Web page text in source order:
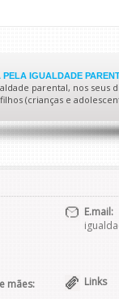
IGUALDADE
parental, nos
(crianças e
E.mail:
mães:
Links